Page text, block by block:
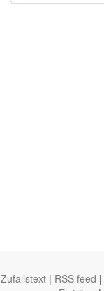
Zufallstext | RSS feed |